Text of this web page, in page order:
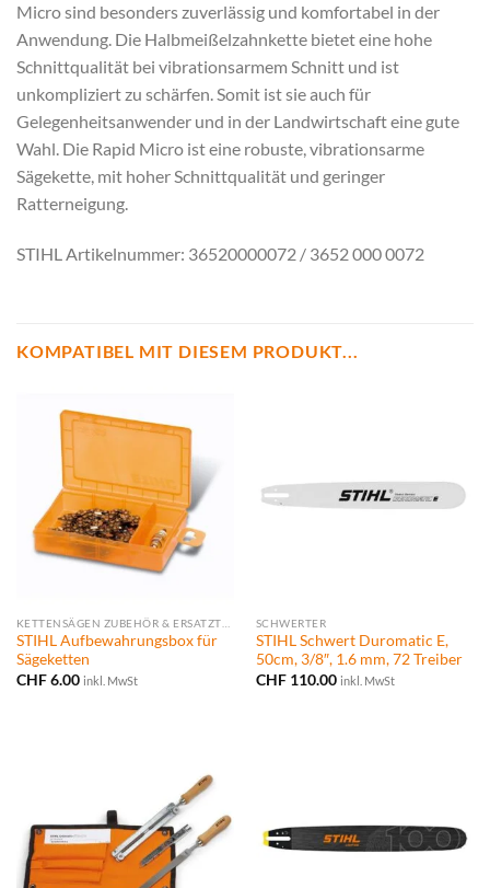
Micro sind besonders zuverlässig und komfortabel in der
Anwendung. Die Halbmeißelzahnkette bietet eine hohe
Schnittqualität bei vibrationsarmem Schnitt und ist
unkompliziert zu schärfen. Somit ist sie auch für
Gelegenheitsanwender und in der Landwirtschaft eine gute
Wahl. Die Rapid Micro ist eine robuste, vibrationsarme
Sägekette, mit hoher Schnittqualität und geringer
Ratterneigung.
STIHL Artikelnummer: 36520000072 / 3652 000 0072
KOMPATIBEL MIT DIESEM PRODUKT...
STIHL Aufbewahrungsbox für
Sägeketten
CHF6.00 inkl. MwSt
SCHWERTER
STIHL Schwert Duromatic E,
50cm, 3/8″, 1.6 mm, 72 Treiber
CHF110.00 inkl. MwSt